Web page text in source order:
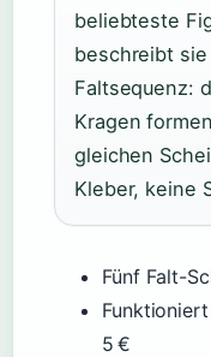
beliebteste
beschreibt
Faltsequenz:
Kragen
gleichen
Kleber, keine
Fünf Falt-
5 €